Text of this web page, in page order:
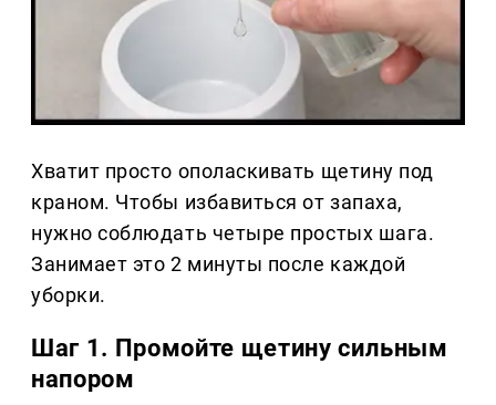
Хватит просто ополаскивать щетину под
краном. Чтобы избавиться от запаха,
нужно соблюдать четыре простых шага.
Занимает это 2 минуты после каждой
уборки.
Шаг 1. Промойте щетину сильным
напором